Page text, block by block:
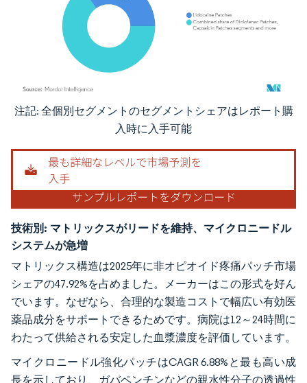
画像 © Mordor Intelligence。再利用にはCC BY 4.0の表示が必要です。
注記: 全個別セグメントのセグメントシェアはレポート購
入時に入手可能
技術別: マトリックスがリードを維持、マイクロニードル
システムが急増
マトリックス構造は2025年に非オピオイド疼痛パッチ市場
シェアの47.92%を占めました。メーカーはこの形式を好ん
でいます。なぜなら、合理的な製造コストで幅広い有効医
薬品成分をサポートできるためです。病院は12～24時間に
わたって供給される安定した血漿濃度を評価しています。
マイクロニードル強化パッチはCAGR 6.88%と最も高い成
長を示しており、ガバペンチンなどの親水性分子の透過性